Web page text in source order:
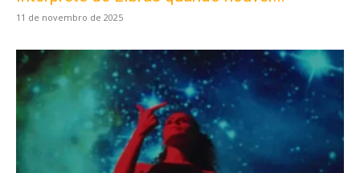
11 de novembro de 2025